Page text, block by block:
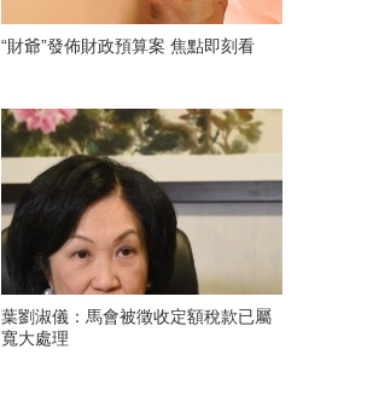
“財爺”發佈財政預算案 焦點即刻看
葉劉淑儀：馬會被徵收定額稅款已屬
寬大處理